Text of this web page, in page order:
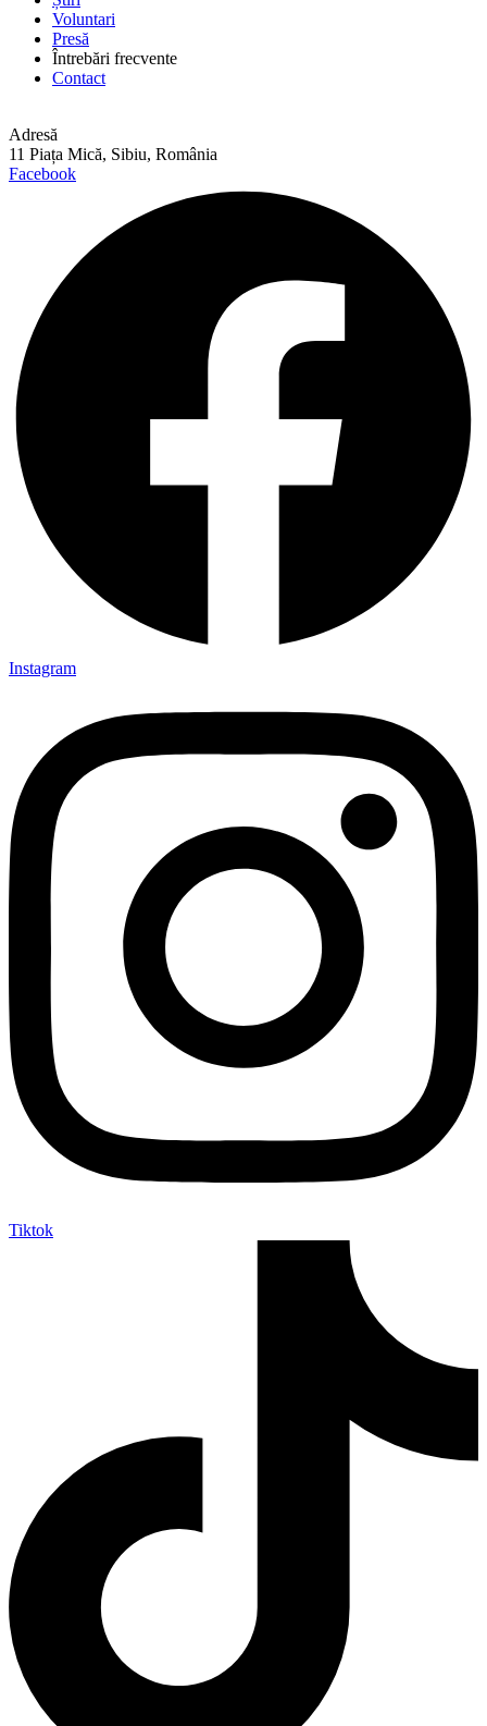
Voluntari
Presă
Întrebări frecvente
Contact
Adresă
11 Piața Mică, Sibiu, România
Facebook
Instagram
Tiktok